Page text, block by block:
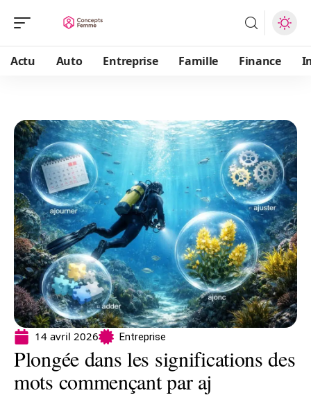
Actu Auto Entreprise Famille Finance
14 avril 2026 Entreprise
Plongée dans les significations des
mots commençant par aj